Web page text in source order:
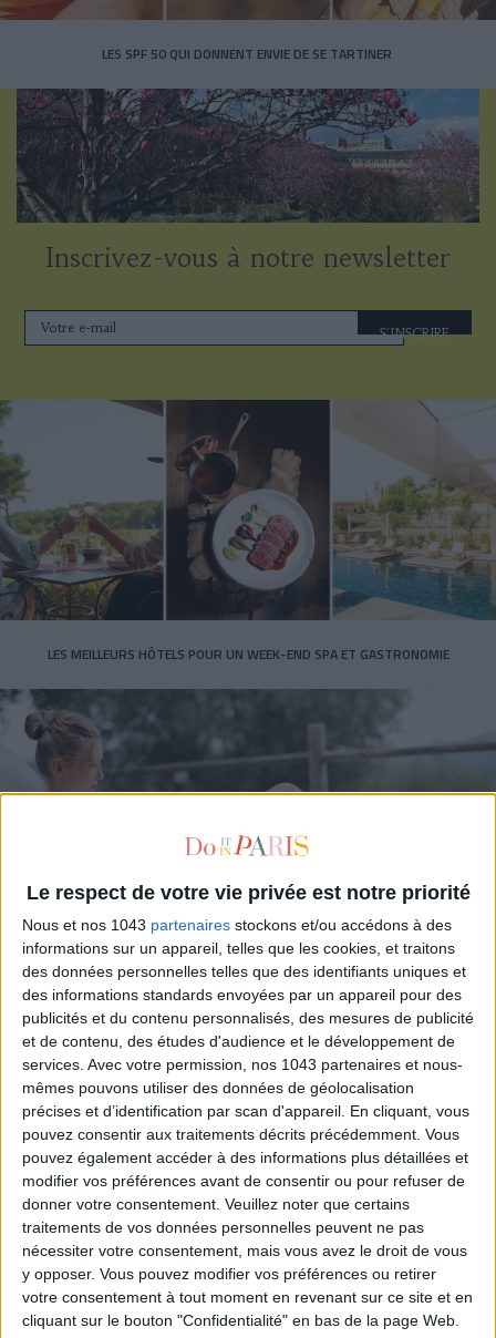
Le respect de votre vie privée est notre priorité
Nous et nos 1043 partenaires stockons et/ou accédons à des
informations sur un appareil, telles que les cookies, et traitons
des données personnelles telles que des identifiants uniques et
des informations standards envoyées par un appareil pour des
publicités et du contenu personnalisés, des mesures de publicité
et de contenu, des études d'audience et le développement de
services. Avec votre permission, nos 1043 partenaires et nous-
mêmes pouvons utiliser des données de géolocalisation
précises et d’identification par scan d'appareil. En cliquant, vous
pouvez consentir aux traitements décrits précédemment. Vous
pouvez également accéder à des informations plus détaillées et
modifier vos préférences avant de consentir ou pour refuser de
donner votre consentement. Veuillez noter que certains
traitements de vos données personnelles peuvent ne pas
nécessiter votre consentement, mais vous avez le droit de vous
y opposer. Vous pouvez modifier vos préférences ou retirer
votre consentement à tout moment en revenant sur ce site et en
cliquant sur le bouton "Confidentialité" en bas de la page Web.
LES SPF 50 QUI DONNENT ENVIE DE SE TARTINER
Inscrivez-vous à notre newsletter
S'INSCRIRE
LES MEILLEURS HÔTELS POUR UN WEEK-END SPA ET GASTRONOMIE
5 BONS ROMANS EN FORMAT POCHE À DÉVORER CET ÉTÉ
LES PLUS BEAUX BAGAGES POUR VOYAGER AVEC STYLE